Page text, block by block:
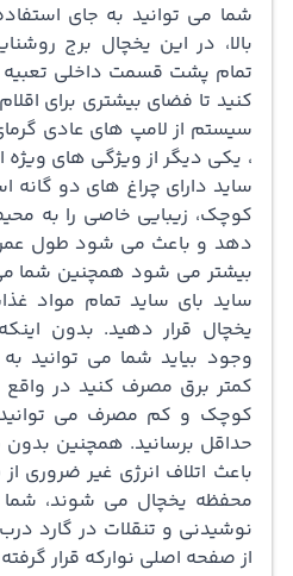
شما می توانید به جای
بالا، در این یخچال برج
تمام پشت قسمت داخلی
کنید تا فضای بیشتری برای
سیستم از لامپ های عادی
، یکی دیگر از ویژگی های ویژه
ساید دارای چراغ های دو گانه
کوچک، زیبایی خاصی را به
دهد و باعث می شود طول
بیشتر می شود همچنین شما
ساید بای ساید تمام مواد
یخچال قرار دهید. بدون
وجود بیاید شما می توانید
کمتر برق مصرف کنید در
کوچک و کم مصرف می
حداقل برسانید. همچنین بدون
باعث اتلاف انرژی غیر ضروری
محفظه یخچال می شوند، شما
نوشیدنی و تنقلات در گارد
از صفحه اصلی نوارکه قرار